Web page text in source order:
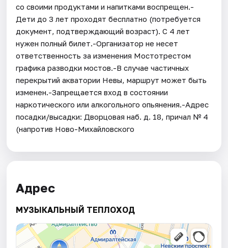
со своими продуктами и напитками воспрещен.-
Дети до 3 лет проходят бесплатно (потребуется
документ, подтверждающий возраст). С 4 лет
нужен полный билет.-Организатор не несет
ответственность за изменения Мостотрестом
графика разводки мостов.-В случае частичных
перекрытий акватории Невы, маршрут может быть
изменен.-Запрещается вход в состоянии
наркотического или алкогольного опьянения.-Адрес
посадки/высадки: Дворцовая наб. д. 18, причал № 4
(напротив Ново-Михайловского
Адрес
МУЗЫКАЛЬНЫЙ ТЕПЛОХОД